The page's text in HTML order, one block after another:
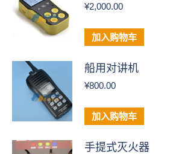
¥2,000.00
加入购物车
船用对讲机
¥800.00
加入购物车
手提式灭火器